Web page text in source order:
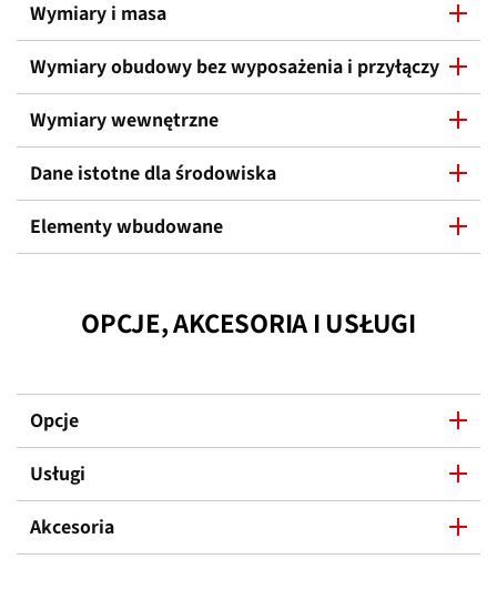
Wymiary i masa
Wymiary obudowy bez wyposażenia i przyłączy
Wymiary wewnętrzne
Dane istotne dla środowiska
Elementy wbudowane
OPCJE, AKCESORIA I USŁUGI
Opcje
Usługi
Akcesoria